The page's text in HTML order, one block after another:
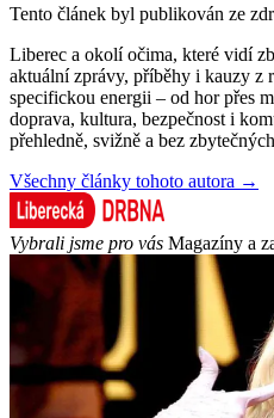
Tento článek byl publikován ze
Liberec a okolí očima, které vidí
aktuální zprávy, příběhy i kauzy z
specifickou energii – od hor přes
doprava, kultura, bezpečnost i
přehledně, svižně a bez
Všechny články tohoto autora →
Vybrali jsme pro vás Magazíny a